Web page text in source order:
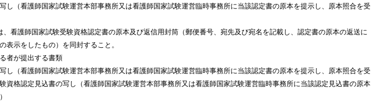
し（看護師国家試験運営本部事務所又は看護師国家試験運営臨時事務所に当該認定書の原本を提示し、原本照合を受
看護師国家試験受験資格認定書の原本及び返信用封筒（郵便番号、宛先及び宛名を記載し、認定書の原本の返送に
表示をしたもの）を同封すること。
者が提出する書類
し（看護師国家試験運営本部事務所又は看護師国家試験運営臨時事務所に当該認定書の原本を提示し、原本照合を受
資格認定見込書の写し（看護師国家試験運営本部事務所又は看護師国家試験運営臨時事務所に当該認定見込書の原本